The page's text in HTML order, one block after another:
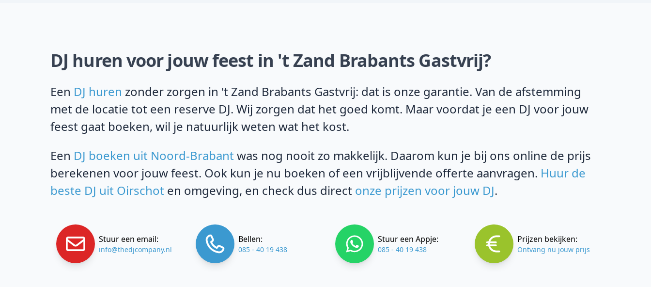
DJ huren voor jouw feest in 't Zand Brabants Gastvrij?
Een DJ huren zonder zorgen in 't Zand Brabants Gastvrij: dat is onze garantie. Van de afstemming
met de locatie tot een reserve DJ. Wij zorgen dat het goed komt. Maar voordat je een DJ voor jouw
feest gaat boeken, wil je natuurlijk weten wat het kost.
Een DJ boeken uit Noord-Brabantwas nog nooit zo makkelijk. Daarom kun je bij ons online de prijs
berekenen voor jouw feest. Ook kun je nu boeken of een vrijblijvende offerte aanvragen. Huur de
beste DJ uit Oirschot en omgeving, en check dus direct onze prijzen voor jouw DJ.
Stuur een email:
info@thedjcompany.nl
Bellen:
085 - 40 19 438
Stuur een Appje:
085 - 40 19 438
Prijzen bekijken:
Ontvang nu jouw prijs